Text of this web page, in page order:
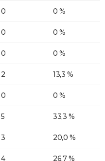
0 0 %
0 0 %
0 0 %
2 13,3 %
0 0 %
5 33,3 %
3 20,0 %
4 26,7 %